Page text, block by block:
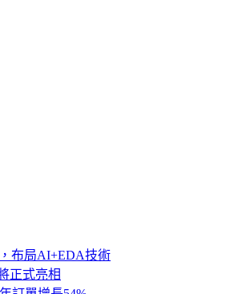
布局AI+EDA技術
正式亮相